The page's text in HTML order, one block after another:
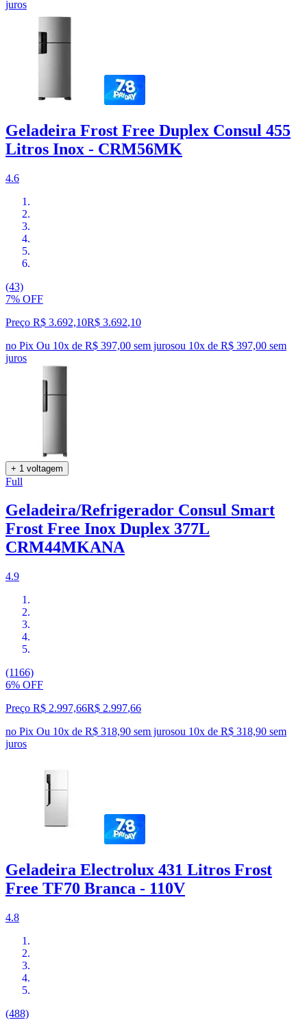
juros
Geladeira Frost Free Duplex Consul 455
Litros Inox - CRM56MK
4.6
(43)
7% OFF
Preço R$ 3.692,10R$ 3.692,10
no Pix Ou 10x de R$ 397,00 sem jurosou 10x de R$ 397,00 sem
juros
+ 1 voltagem
Full
Geladeira/Refrigerador Consul Smart
Frost Free Inox Duplex 377L
CRM44MKANA
4.9
(1166)
6% OFF
Preço R$ 2.997,66R$ 2.997,66
no Pix Ou 10x de R$ 318,90 sem jurosou 10x de R$ 318,90 sem
juros
Geladeira Electrolux 431 Litros Frost
Free TF70 Branca - 110V
4.8
(488)